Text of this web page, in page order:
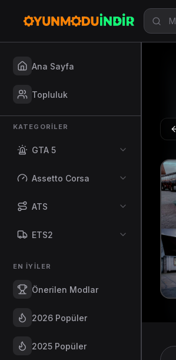
Ana Sayfa
Topluluk
KATEGORILER
GTA 5
Assetto Corsa
ATS
ETS2
EN İYILER
Önerilen Modlar
2026 Popüler
2025 Popüler